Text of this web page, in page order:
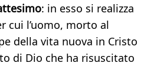
: in esso si realizza
cui l’uomo, morto al
della vita nuova in Cristo
di Dio che ha risuscitato